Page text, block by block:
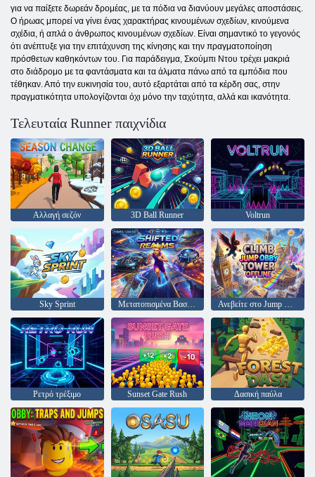
για να παίξετε δωρεάν δρομέας, με τα πόδια να διανύουν μεγάλες αποστάσεις.
Ο ήρωας μπορεί να γίνει ένας χαρακτήρας κινουμένων σχεδίων, κινούμενα
σχέδια, ή απλά ο άνθρωπος κινουμένων σχεδίων. Είναι σημαντικό το γεγονός
ότι ανέπτυξε για την επιτάχυνση της κίνησης και την πραγματοποίηση
πρόσθετων καθηκόντων του. Για παράδειγμα, Σκούμπι Ντου τρέχει μακριά
στο διάδρομο με τα φαντάσματα και τα άλματα πάνω από τα εμπόδια που
τέθηκαν. Από την ευκινησία του, αυτό εξαρτάται από τα κέρδη σας, στην
πραγματικότητα υπολογίζονται όχι μόνο την ταχύτητα, αλλά και ικανότητα.
Τελευταία Runner παιχνίδια
Αλλαγή σεζόν 3D Ball Runner Voltrun
Sky Sprint Μετατοπισμένα Βασίλεια Ανεβείτε στο Jump Obby Tower εκτός σύνδεσης
Ρετρό τρέξιμο Sunset Gate Rush Δασική παύλα